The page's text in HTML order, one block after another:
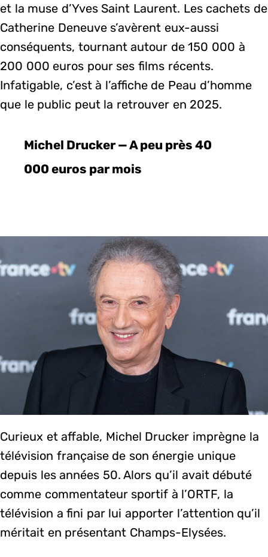
et la muse d’Yves Saint Laurent. Les cachets de
Catherine Deneuve s’avèrent eux-aussi
conséquents, tournant autour de 150 000 à
200 000 euros pour ses films récents.
Infatigable, c’est à l’affiche de Peau d’homme
que le public peut la retrouver en 2025.
Michel Drucker — A peu près 40
000 euros par mois
Curieux et affable, Michel Drucker imprègne la
télévision française de son énergie unique
depuis les années 50. Alors qu’il avait débuté
comme commentateur sportif à l’ORTF, la
télévision a fini par lui apporter l’attention qu’il
méritait en présentant Champs-Elysées.